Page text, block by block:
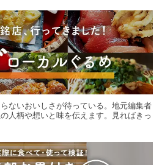
ないおいしさが待っている。地元編集者
人柄や想いと味を伝えます。見ればきっ